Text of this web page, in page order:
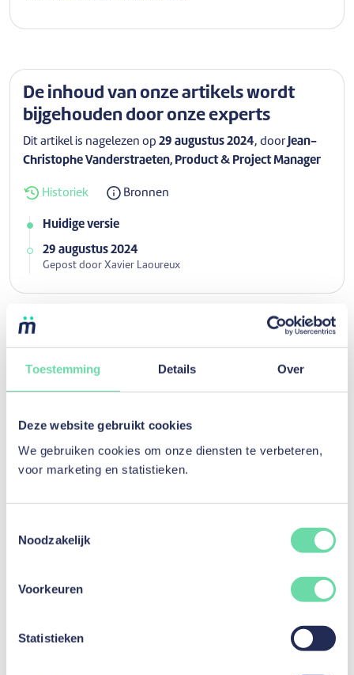
Toestemming Details Over
Deze website gebruikt cookies
We gebruiken cookies om onze diensten te verbeteren,
voor marketing en statistieken.
Noodzakelijk
Voorkeuren
Statistieken
De inhoud van onze artikels wordt
bijgehouden door onze experts
Dit artikel is nagelezen op 29 augustus 2024, door Jean-
Christophe Vanderstraeten, Product & Project Manager
Historiek Bronnen
Huidige versie
29 augustus 2024
Gepost door Xavier Laoureux
Ontdek andere artikelen voor de
categorieVoertuigen